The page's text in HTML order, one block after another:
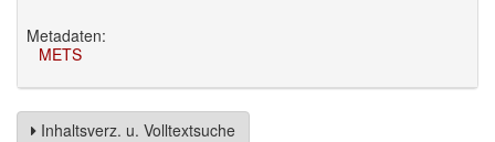
Metadaten:
METS
Inhaltsverz. u. Volltextsuche